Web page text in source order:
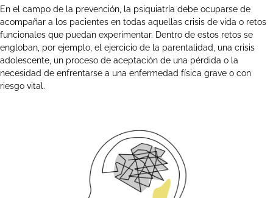
En el campo de la prevención, la psiquiatría debe ocuparse de
acompañar a los pacientes en todas aquellas crisis de vida o retos
funcionales que puedan experimentar. Dentro de estos retos se
engloban, por ejemplo, el ejercicio de la parentalidad, una crisis
adolescente, un proceso de aceptación de una pérdida o la
necesidad de enfrentarse a una enfermedad física grave o con
riesgo vital.